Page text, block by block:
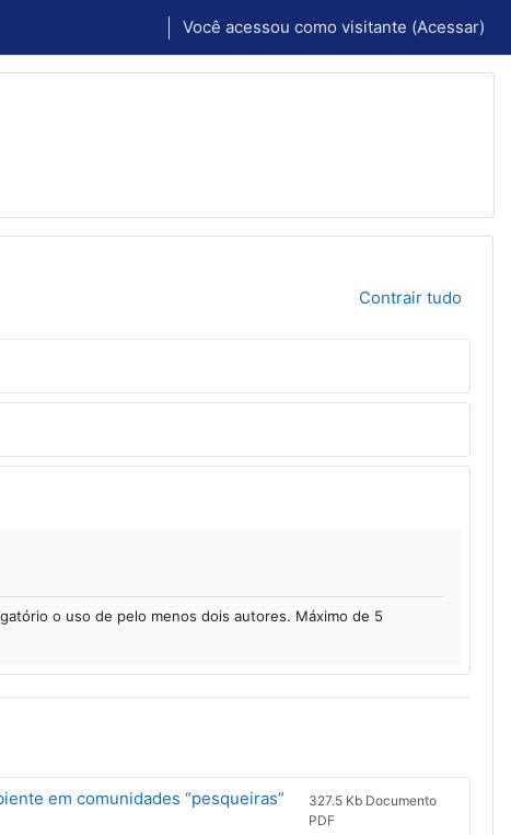
Você acessou como visitante (Acessar)
Contrair tudo
o uso de pelo menos dois autores. Máximo de 5
em comunidades “pesqueiras”
327.5 Kb Documento
PDF